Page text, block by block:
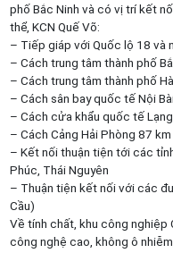
phố Bắc Ninh và có vị trí kết
thể, KCN Quế Võ:
– Tiếp giáp với Quốc lộ 18 và
– Cách trung tâm thành phố
– Cách trung tâm thành phố
– Cách sân bay quốc tế Nội
– Cách cửa khẩu quốc tế
– Cách Cảng Hải Phòng 87 km
– Kết nối thuận tiện tới các
Phúc, Thái Nguyên
– Thuận tiện kết nối với các
Cầu)
Về tính chất, khu công nghiệp
công nghệ cao, không ô